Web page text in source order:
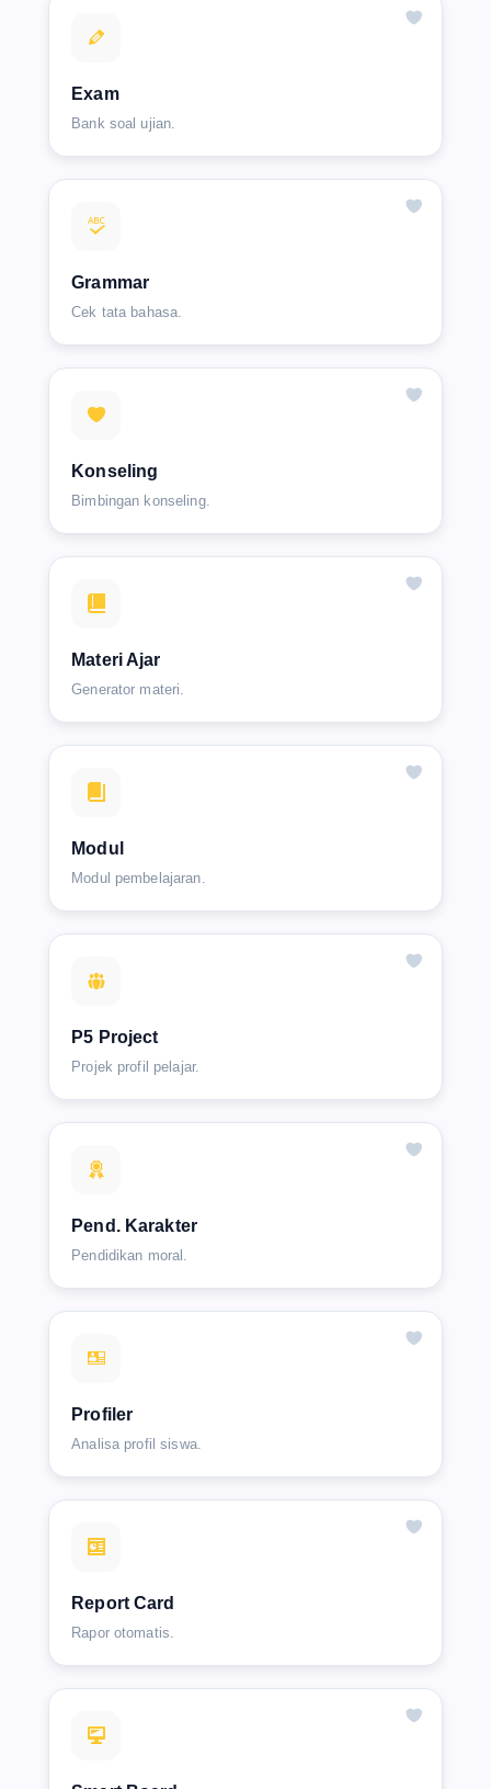
Exam
Bank soal ujian.
Grammar
Cek tata bahasa.
Konseling
Bimbingan konseling.
Materi Ajar
Generator materi.
Modul
Modul pembelajaran.
P5 Project
Projek profil pelajar.
Pend. Karakter
Pendidikan moral.
Profiler
Analisa profil siswa.
Report Card
Rapor otomatis.